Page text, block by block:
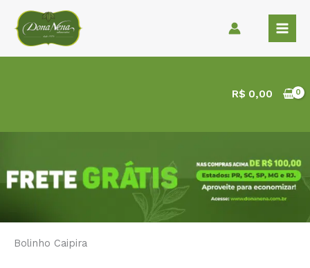
para
conteúdo
R$ 0,00
Bolinho Caipira